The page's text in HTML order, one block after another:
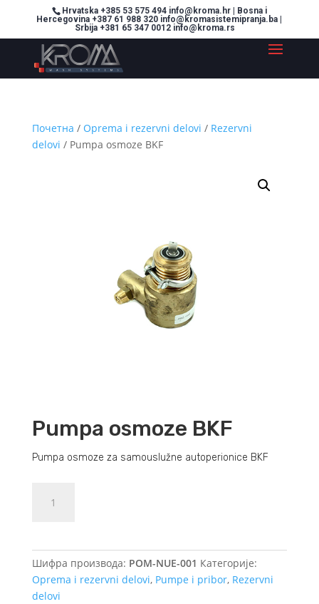
Hrvatska +385 53 575 494 info@kroma.hr | Bosna i
Hercegovina +387 61 988 320 info@kromasistemipranja.ba |
Srbija +381 65 347 0012 info@kroma.rs
Почетна / Oprema i rezervni delovi / Rezervni
delovi / Pumpa osmoze BKF
Pumpa osmoze BKF
Pumpa osmoze za samouslužne autoperionice BKF
osmoze
Шифра производа: POM-NUE-001 Категорије:
Oprema i rezervni delovi, Pumpe i pribor, Rezervni
delovi